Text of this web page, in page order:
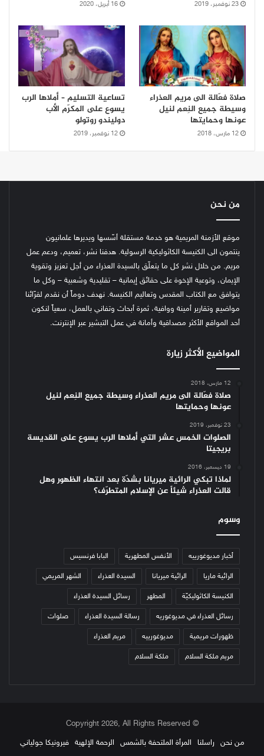
23 نوفمبر، 2019 16 أبريل، 2020
صلاة فعّالة الى مريم العذراء
وسيطة جميع النِعم لنيل
عونها وحمايتها
12 مارس، 2018
تساعية التسليم – أملاها الرب
يسوع على المكرّم الأب
دوليندو روتولو
12 نوفمبر، 2019
من نحن
موقع الأزمنة المريمية هو خدمة مستقلة أسّسها ويديرها علمانيون
ينتمون الى الكنيسة الكاثوليكية الرسولية. هدفنا نشر، تعميم، ودعم عمل
مريم. من خلال نشر كل ما يتعلّق بالسيدة العذراء من أجل تعزيز وتقوية
الإيمان، وتوعية الإخوة على حقائق إيمانية – تقليدية وشعبية – وكل ما
يتوافق مع الكتاب المقدس وتعاليم الكنيسة. نهدف دوماً أن نقدم لقرّائنا
مواضيع وتقارير أمينة ووافية، ثمرة أبحاث وتفاني بالعمل، سعياً لنكون
أحد المواقع الأكثر مصداقية وأمانة في عمل التبشير عبر الإنترنت.
المواضيع الأكثر زيارة
12 مارس، 2018
صلاة فعّالة الى مريم العذراء وسيطة جميع النِعم لنيل
عونها وحمايتها
23 نوفمبر، 2019
الصلوات الخمس عشر التي أملاها الرب يسوع على القديسة
بريجيتا
19 ديسمبر، 2016
لماذا تبكي الرائية ميريانا بشدّة بعد انتهاء الظهور وهل
قالت العذراء شيئاً عن الإسلام المتطرّف؟
وسوم
أخبار مديوغورييه الأنفس المطهرية البابا فرنسيس
الرائية ماريا الرائية ميريانا السيدة العذراء الشهر المريمي
الكنيسة الكاثوليكيّة المطهر رسائل السيدة العذراء
رسائل العذراء في مديوغوريه رسالة السيدة العذراء صلوات
ظهورات مريمية مديوغورييه مريم العذراء
مريم ملكة السلام ملكة السلام
© Copyright 2026, All Rights Reserved
من نحن
راسلنا المرأة الملتحفة بالشمس الرحمة الإلهية فيرونيكا جولياني